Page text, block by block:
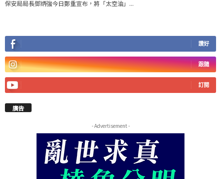
保安局局長鄧炳強今日鄭重宣布，將「太空油」...
讚好
跟隨
訂閱
廣告
- Advertisement -